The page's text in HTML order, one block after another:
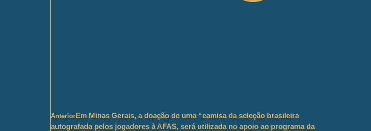
AnteriorEm Minas Gerais, a doação de uma “camisa da seleção brasileira
autografada pelos jogadores à AFAS, será utilizada no apoio ao programa da